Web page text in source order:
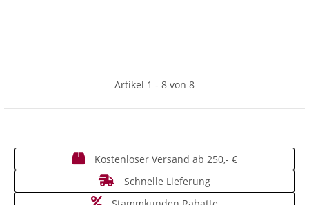
Artikel 1 - 8 von 8
Kostenloser Versand ab 250,- €
Schnelle Lieferung